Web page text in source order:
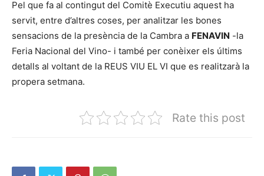
Pel que fa al contingut del Comitè Executiu aquest ha
servit, entre d’altres coses, per analitzar les bones
sensacions de la presència de la Cambra a FENAVIN -la
Feria Nacional del Vino- i també per conèixer els últims
detalls al voltant de la REUS VIU EL VI que es realitzarà la
propera setmana.
Rate this post